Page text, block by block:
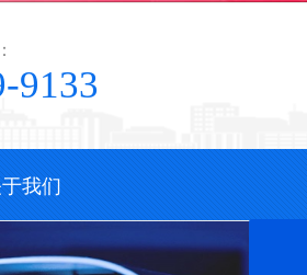
9133
我们